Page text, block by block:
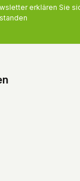
erklären Sie